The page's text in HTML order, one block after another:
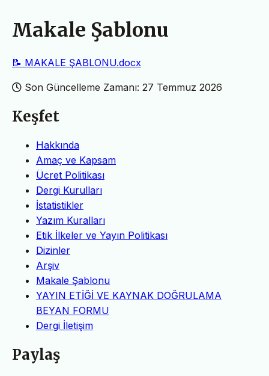
Makale Şablonu
📝 MAKALE ŞABLONU.docx
Son Güncelleme Zamanı: 27 Temmuz 2026
Keşfet
Hakkında
Amaç ve Kapsam
Ücret Politikası
Dergi Kurulları
İstatistikler
Yazım Kuralları
Etik İlkeler ve Yayın Politikası
Dizinler
Arşiv
Makale Şablonu
YAYIN ETİĞİ VE KAYNAK DOĞRULAMA
BEYAN FORMU
Dergi İletişim
Paylaş